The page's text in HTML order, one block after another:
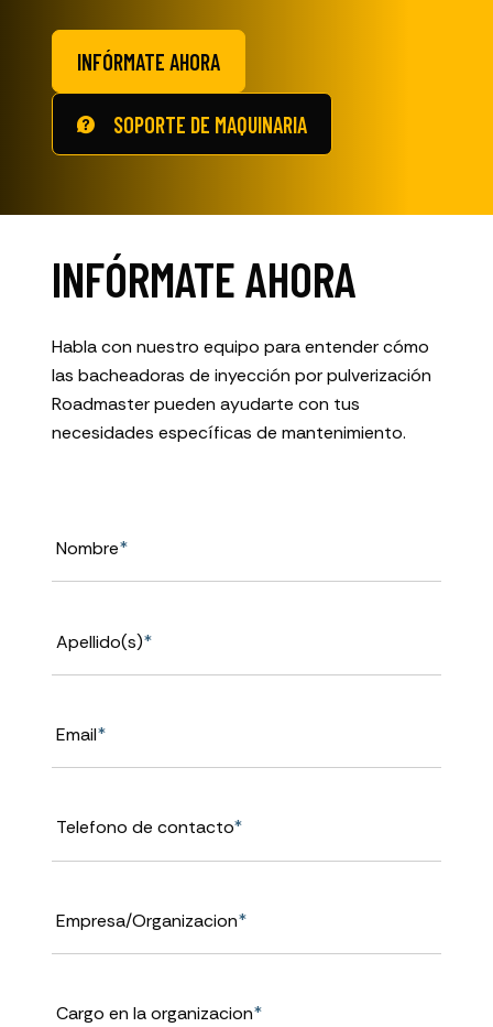
INFÓRMATE AHORA
SOPORTE DE MAQUINARIA
INFÓRMATE AHORA
Habla con nuestro equipo para entender cómo
las bacheadoras de inyección por pulverización
Roadmaster pueden ayudarte con tus
necesidades específicas de mantenimiento.
Nombre*
Apellido(s)*
Email*
Telefono de contacto*
Empresa/Organizacion*
Cargo en la organizacion*